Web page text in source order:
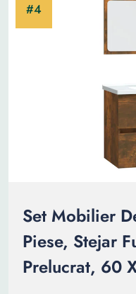
Set Mobilier
Piese, Stejar
Prelucrat, 60